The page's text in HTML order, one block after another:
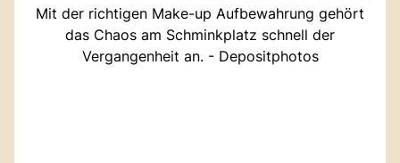
Mit der richtigen Make-up Aufbewahrung gehört
das Chaos am Schminkplatz schnell der
Vergangenheit an. - Depositphotos